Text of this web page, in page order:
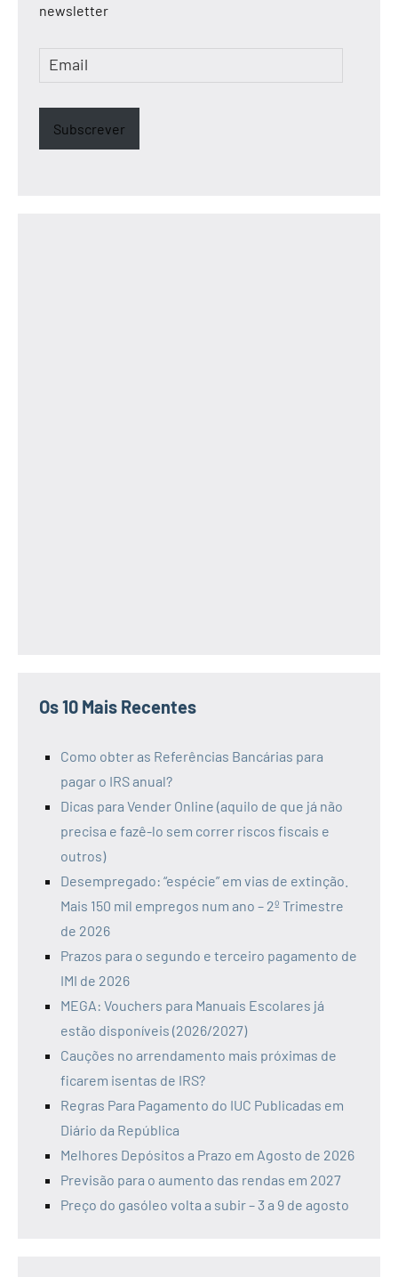
newsletter
Email
Subscrever
Os 10 Mais Recentes
Como obter as Referências Bancárias para
pagar o IRS anual?
Dicas para Vender Online (aquilo de que já não
precisa e fazê-lo sem correr riscos fiscais e
outros)
Desempregado: “espécie” em vias de extinção.
Mais 150 mil empregos num ano – 2º Trimestre
de 2026
Prazos para o segundo e terceiro pagamento de
IMI de 2026
MEGA: Vouchers para Manuais Escolares já
estão disponíveis (2026/2027)
Cauções no arrendamento mais próximas de
ficarem isentas de IRS?
Regras Para Pagamento do IUC Publicadas em
Diário da República
Melhores Depósitos a Prazo em Agosto de 2026
Previsão para o aumento das rendas em 2027
Preço do gasóleo volta a subir – 3 a 9 de agosto